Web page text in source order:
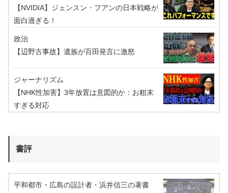
【NVIDIA】ジェンスン・フアンの日本戦略が
面白過ぎる！
政治
【辺野古事故】遺族が百田発言に激怒
ジャーナリズム
【NHK性加害】3年放置は意図的か：お粗末
すぎる対応
書評
平和都市・広島の設計者・浜井信三の著書